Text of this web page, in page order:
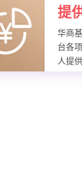
提
华商
台各
人提